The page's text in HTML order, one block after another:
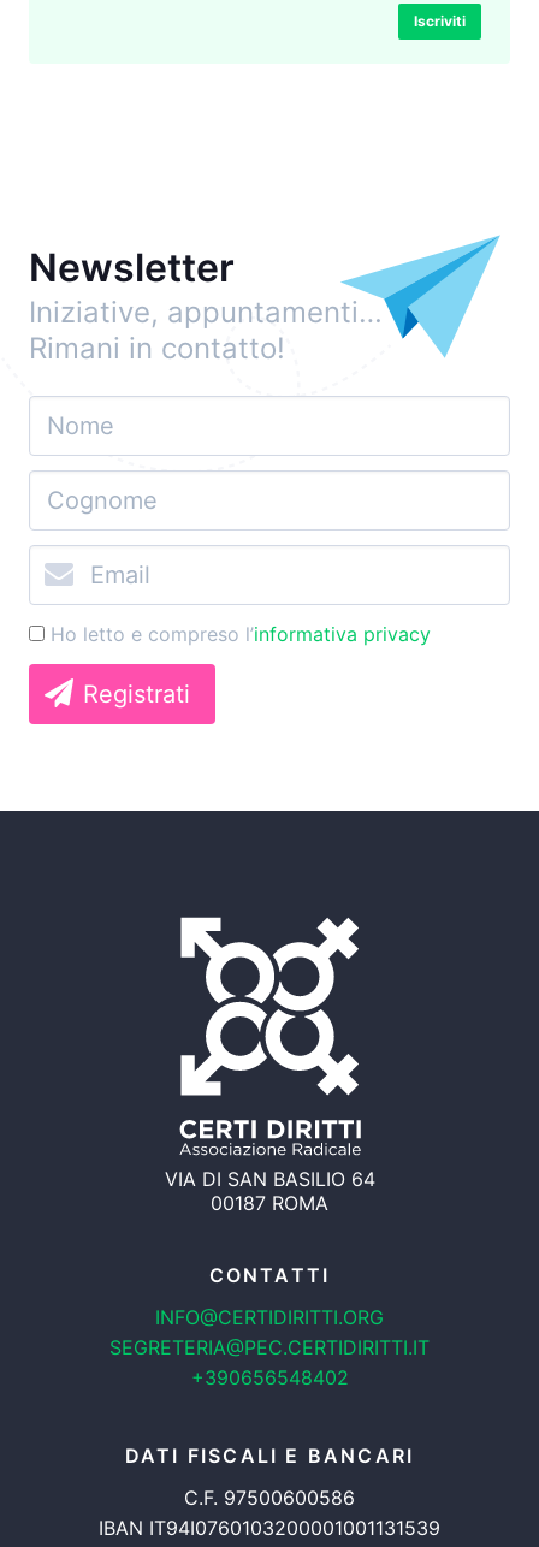
Iscriviti
Newsletter
Iniziative, appuntamenti…
Rimani in contatto!
Ho letto e compreso l’informativa privacy
Registrati
VIA DI SAN BASILIO 64
00187 ROMA
CONTATTI
INFO@CERTIDIRITTI.ORG
SEGRETERIA@PEC.CERTIDIRITTI.IT
+390656548402
DATI FISCALI E BANCARI
C.F. 97500600586
IBAN IT94I0760103200001001131539